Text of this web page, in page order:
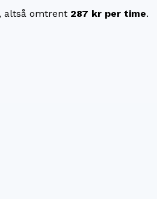
altså omtrent 287 kr per time.